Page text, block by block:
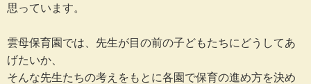
思っています。
雲母保育園では、先生が目の前の子どもたちにどうしてあ
げたいか、
そんな先生たちの考えをもとに各園で保育の進め方を決め